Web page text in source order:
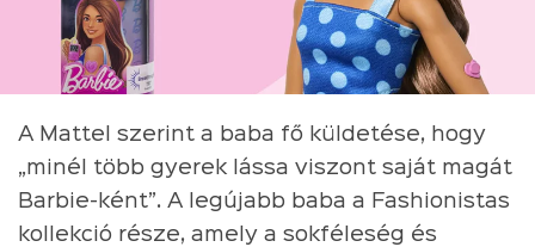
A Mattel szerint a baba fő küldetése, hogy
„minél több gyerek lássa viszont saját magát
Barbie-ként”. A legújabb baba a Fashionistas
kollekció része, amely a sokféleség és